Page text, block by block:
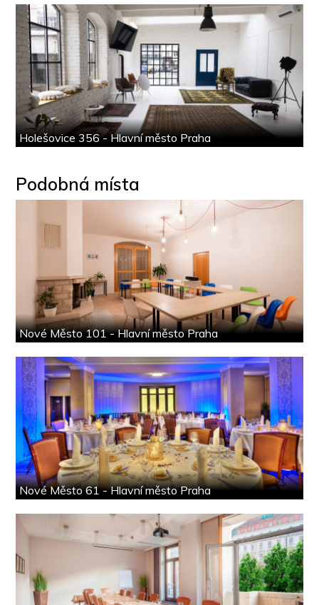
Holešovice 356 - Hlavní město Praha
Podobná místa
Nové Město 101 - Hlavní město Praha
Nové Město 61 - Hlavní město Praha